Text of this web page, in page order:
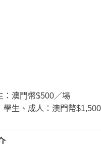
：澳門幣$500／場
學生、成人：澳門幣